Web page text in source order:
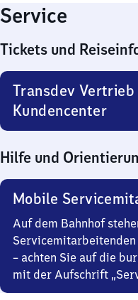
Service
Tickets und
Transdev Vertrieb
Kundencenter
Hilfe und
Mobile
Auf dem Bahnhof
Servicemitarbeitenden
– achten Sie auf die
mit der Aufschrift